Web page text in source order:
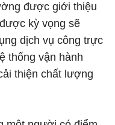
được giới thiệu
kỳ vọng sẽ
dịch vụ công trực
thống vận hành
thiện chất lượng